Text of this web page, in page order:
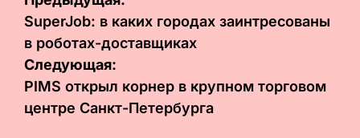
по
записям
SuperJob: в каких городах заинтресованы
в роботах-доставщиках
Следующая:
PIMS открыл корнер в крупном торговом
центре Санкт-Петербурга